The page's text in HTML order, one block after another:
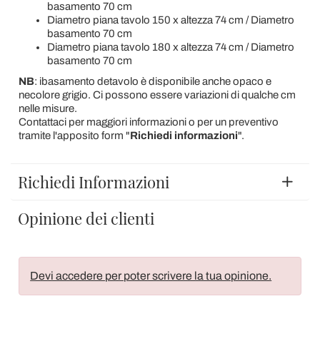
basamento 70 cm
Diametro piana tavolo 150 x altezza 74 cm / Diametro
basamento 70 cm
Diametro piana tavolo 180 x altezza 74 cm / Diametro
basamento 70 cm
NB: ibasamento detavolo è disponibile anche opaco e
necolore grigio. Ci possono essere variazioni di qualche cm
nelle misure.
Contattaci per maggiori informazioni o per un preventivo
tramite l'apposito form "Richiedi informazioni".
Richiedi Informazioni
Opinione dei clienti
Devi accedere per poter scrivere la tua opinione.